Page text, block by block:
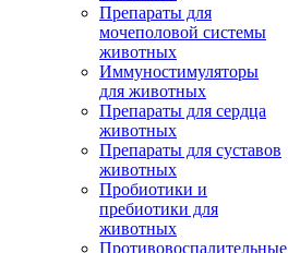
Препараты для
мочеполовой системы
животных
Иммуностимуляторы
для животных
Препараты для сердца
животных
Препараты для суставов
животных
Пробиотики и
пребиотики для
животных
Противовоспалительные